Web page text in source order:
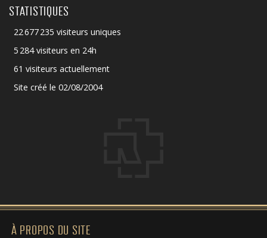
STATISTIQUES
22 677 235 visiteurs uniques
5 284 visiteurs en 24h
61 visiteurs actuellement
Site créé le 02/08/2004
À PROPOS DU SITE